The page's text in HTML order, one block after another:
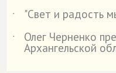
˙
"Свет и радость
˙
Олег Черненко
Архангельской